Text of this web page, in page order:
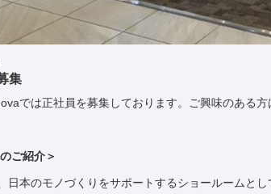
集
では正社員を募集しております。ご興味のある
ご紹介＞
日本のモノづくりをサポートするショールームと